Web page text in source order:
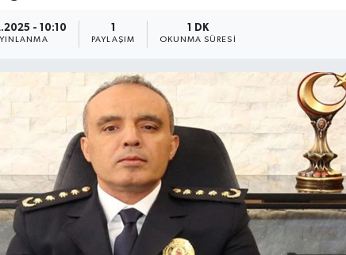
- 10:10
PAYLAŞIM
1 DK
OKUNMA SÜRESI